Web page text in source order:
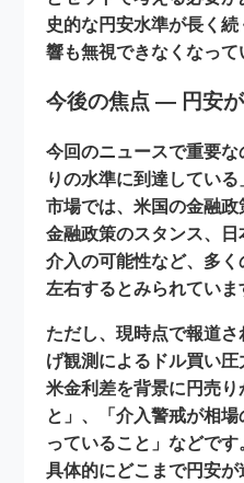
史的な円安水準が長く
響も無視できなくなって
今後の焦点 ― 円安
今回のニュースで重要
りの水準に到達している
市場では、米国の金融政
金融政策のスタンス、
介入の可能性など、多
左右するとみられていま
ただし、現時点で報道
げ観測によるドル買い
米金利差を背景に円売り
と」、「介入警戒が相
っていること」などです
具体的にどこまで円安